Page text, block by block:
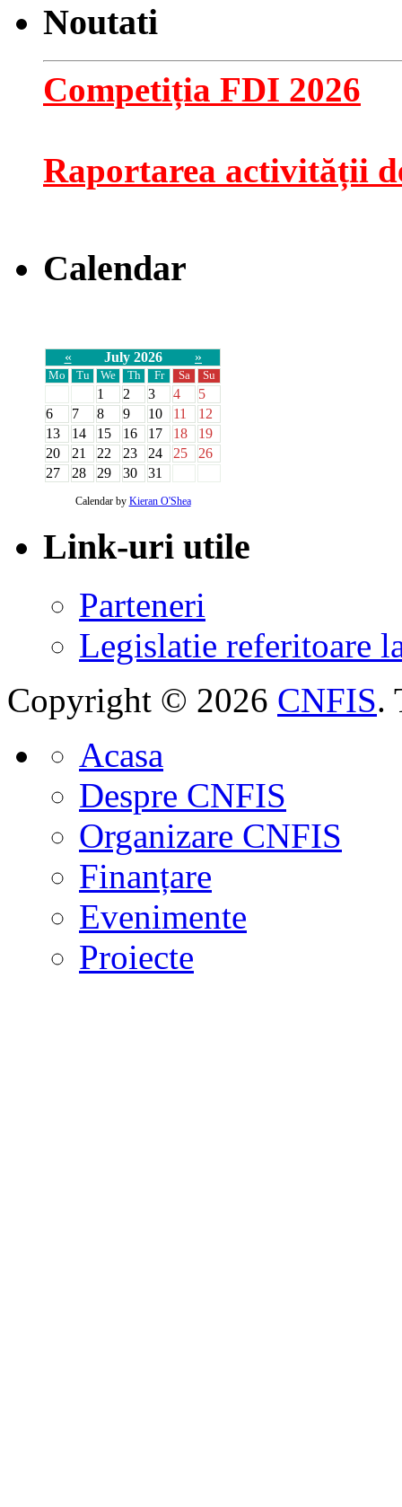
Noutati
Competiția FDI 2026
Raportarea activității
Calendar
« July 2026 »
Mo Tu We Th Fr Sa Su
1 2 3 4
5
6
7 8 9 10 11
12
13
14 15 16 17 18
19
20
21 22 23 24 25
26
27
28 29 30 31
Calendar by Kieran O'Shea
Link-uri utile
Parteneri
Legislatie referitoare
Copyright © 2026 CNFIS.
Acasa
Despre CNFIS
Organizare CNFIS
Finanțare
Evenimente
Proiecte